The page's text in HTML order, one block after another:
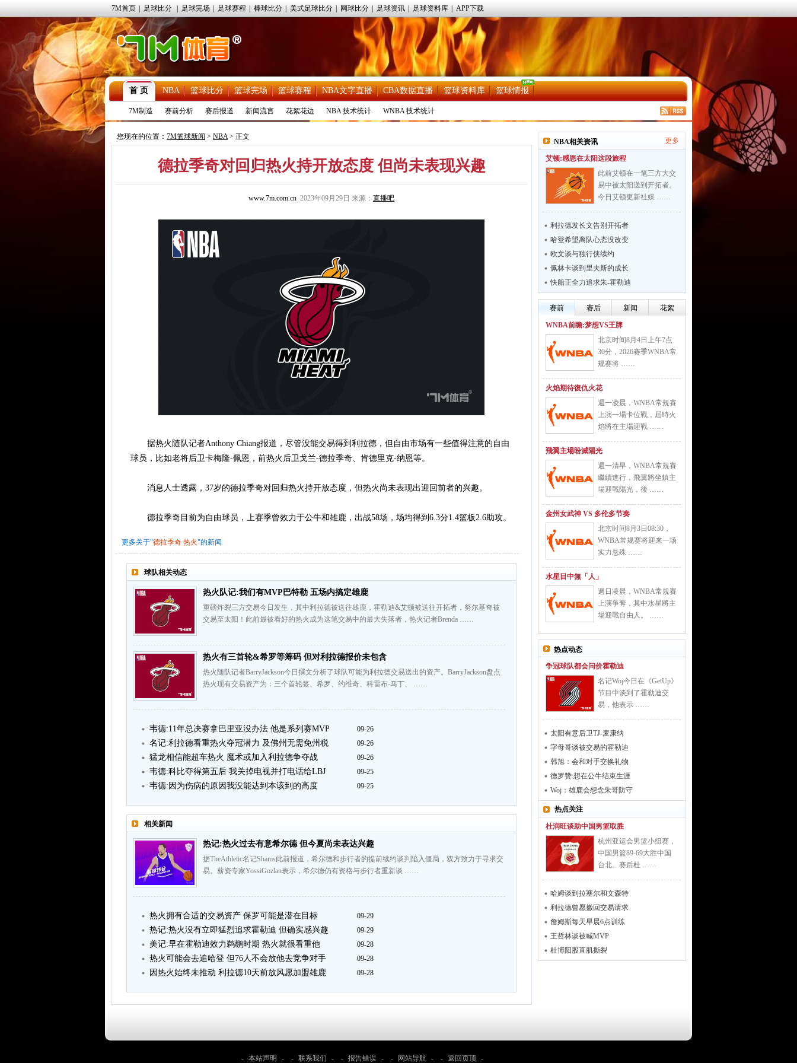
7M首页 足球比分 足球完场 足球赛程 棒球比分 美式足球比分 网球比分 足球资讯 足球资料库 APP下载
首 页 NBA 篮球比分 篮球完场 篮球赛程 NBA文字直播 CBA数据直播 篮球资料库 篮球情报
7M制造 赛前分析 赛后报道 新闻流言 花絮花边 NBA 技术统计 WNBA 技术统计
您现在的位置： 7M篮球新闻 > NBA> 正文
德拉季奇对回归热火持开放态度 但尚未表现兴趣
www.7m.com.cn 2023年09月29日 来源： 直播吧
据热火随队记者Anthony Chiang报道，尽管没能交易得到利拉德，但自由市场有一些值得注意的自由
球员，比如老将后卫卡梅隆-佩恩，前热火后卫戈兰-德拉季奇、肯德里克-纳恩等。
消息人士透露，37岁的德拉季奇对回归热火持开放态度，但热火尚未表现出迎回前者的兴趣。
德拉季奇目前为自由球员，上赛季曾效力于公牛和雄鹿，出战58场，场均得到6.3分1.4篮板2.6助攻。
更多关于"德拉季奇 热火"的新闻
球队相关动态
热火队记:我们有MVP巴特勒 五场内搞定雄鹿
重磅炸裂三方交易今日发生，其中利拉德被送往雄鹿，霍勒迪&艾顿被送往开拓者，努尔基奇被
交易至太阳！此前最被看好的热火成为这笔交易中的最大失落者，热火记者Brenda ……
热火有三首轮&希罗等筹码 但对利拉德报价未包含
热火随队记者BarryJackson今日撰文分析了球队可能为利拉德交易送出的资产。BarryJackson盘点
热火现有交易资产为：三个首轮签、希罗、约维奇、科雷布-马丁、 ……
韦德:11年总决赛拿巴里亚没办法 他是系列赛MVP 09-26
名记:利拉德看重热火夺冠潜力 及佛州无需免州税 09-26
猛龙相信能超车热火 魔术或加入利拉德争夺战 09-26
韦德:科比夺得第五后 我关掉电视并打电话给LBJ 09-25
韦德:因为伤病的原因我没能达到本该到的高度 09-25
相关新闻
热记:热火过去有意希尔德 但今夏尚未表达兴趣
据TheAthletic名记Shams此前报道，希尔德和步行者的提前续约谈判陷入僵局，双方致力于寻求交
易。薪资专家YossiGozlan表示，希尔德仍有资格与步行者重新谈 ……
热火拥有合适的交易资产 保罗可能是潜在目标 09-29
热记:热火没有立即猛烈追求霍勒迪 但确实感兴趣 09-29
美记:早在霍勒迪效力鹈鹕时期 热火就很看重他 09-28
热火可能会去追哈登 但76人不会放他去竞争对手 09-28
因热火始终未推动 利拉德10天前放风愿加盟雄鹿 09-28
NBA相关资讯 更多
艾顿:感恩在太阳这段旅程
此前艾顿在一笔三方大交
易中被太阳送到开拓者。
今日艾顿更新社媒 ……
利拉德发长文告别开拓者
哈登希望离队心态没改变
欧文谈与独行侠续约
佩林卡谈到里夫斯的成长
快船正全力追求朱-霍勒迪
赛前 赛后 新闻 花絮
WNBA前瞻:梦想VS王牌
北京时间8月4日上午7点
30分，2026赛季WNBA常
规赛将 ……
火焰期待復仇火花
週一凌晨，WNBA常規賽
上演一場卡位戰，屆時火
焰將在主場迎戰 ……
飛翼主場盼滅陽光
週一清早，WNBA常規賽
繼續進行，飛翼將坐鎮主
場迎戰陽光，後 ……
金州女武神 VS 多伦多节奏
北京时间8月3日08:30，
WNBA常规赛将迎来一场
实力悬殊 ……
水星目中無「人」
週日凌晨，WNBA常規賽
上演爭奪，其中水星將主
場迎戰自由人。 ……
热点动态
争冠球队都会问价霍勒迪
名记Woj今日在《GetUp》
节目中谈到了霍勒迪交
易，他表示 ……
太阳有意后卫TJ-麦康纳
字母哥谈被交易的霍勒迪
韩旭：会和对手交换礼物
德罗赞:想在公牛结束生涯
Woj：雄鹿会想念朱哥防守
热点关注
杜润旺谈助中国男篮取胜
杭州亚运会男篮小组赛，
中国男篮89-69大胜中国
台北。赛后杜 ……
哈姆谈到拉塞尔和文森特
利拉德曾愿撤回交易请求
詹姆斯每天早晨6点训练
王哲林谈被喊MVP
杜博阳股直肌撕裂
- 本站声明 - - 联系我们 - - 报告错误 - - 网站导航 - - 返回页顶 -